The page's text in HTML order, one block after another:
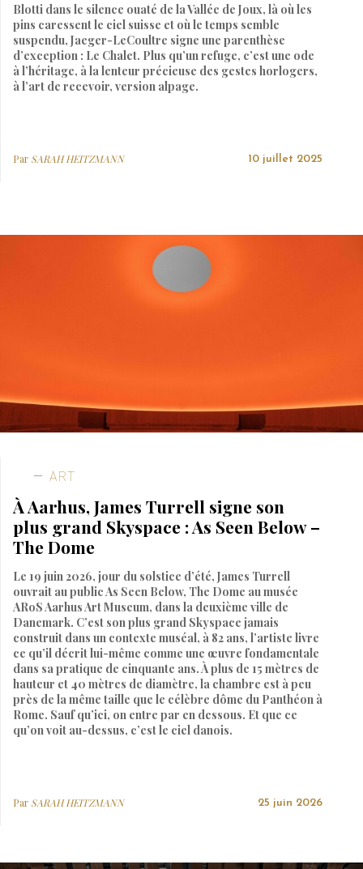
Blotti dans le silence ouaté de la Vallée de Joux, là où les
pins caressent le ciel suisse et où le temps semble
suspendu, Jaeger-LeCoultre signe une parenthèse
d’exception : Le Chalet. Plus qu’un refuge, c’est une ode
à l’héritage, à la lenteur précieuse des gestes horlogers,
à l’art de recevoir, version alpage.
Par SARAH HEITZMANN 10 juillet 2025
ART
À Aarhus, James Turrell signe son
plus grand Skyspace : As Seen Below –
The Dome
Le 19 juin 2026, jour du solstice d’été, James Turrell
ouvrait au public As Seen Below, The Dome au musée
ARoS Aarhus Art Museum, dans la deuxième ville de
Danemark. C’est son plus grand Skyspace jamais
construit dans un contexte muséal, à 82 ans, l’artiste livre
ce qu’il décrit lui-même comme une œuvre fondamentale
dans sa pratique de cinquante ans. À plus de 15 mètres de
hauteur et 40 mètres de diamètre, la chambre est à peu
près de la même taille que le célèbre dôme du Panthéon à
Rome. Sauf qu’ici, on entre par en dessous. Et que ce
qu’on voit au-dessus, c’est le ciel danois.
Par SARAH HEITZMANN 25 juin 2026